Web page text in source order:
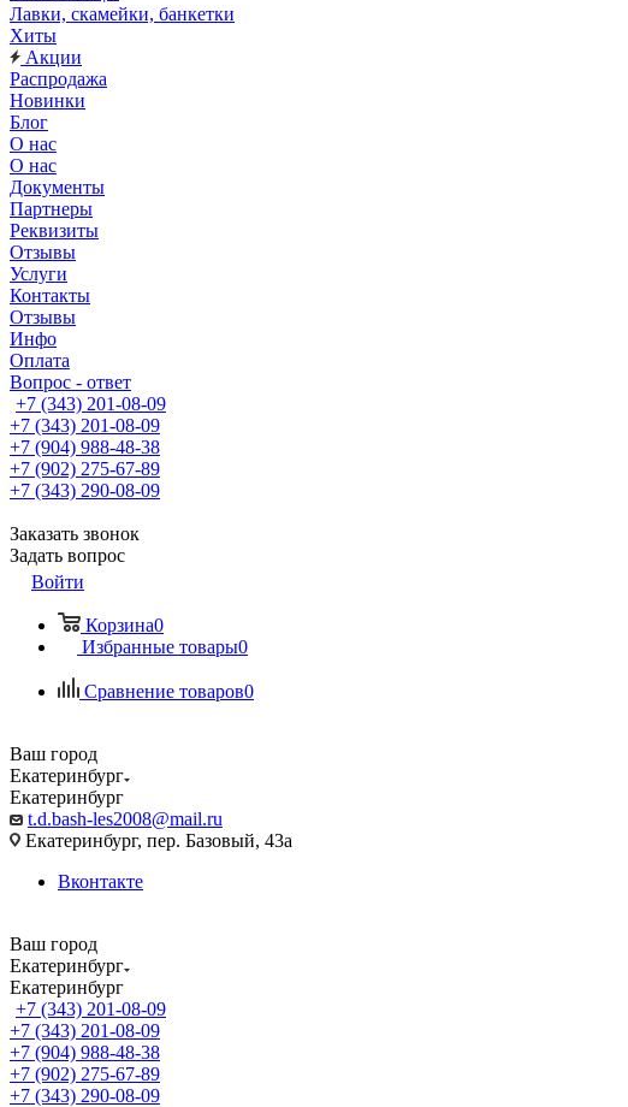
Лавки, скамейки, банкетки
Хиты
Акции
Распродажа
Новинки
Блог
О нас
О нас
Документы
Партнеры
Реквизиты
Отзывы
Услуги
Контакты
Отзывы
Инфо
Оплата
Вопрос - ответ
+7 (343) 201-08-09
+7 (343) 201-08-09
+7 (904) 988-48-38
+7 (902) 275-67-89
+7 (343) 290-08-09
Заказать звонок
Задать вопрос
Войти
Корзина0
Избранные товары0
Сравнение товаров0
Ваш город
Екатеринбург
Екатеринбург
t.d.bash-les2008@mail.ru
Екатеринбург, пер. Базовый, 43а
Вконтакте
Ваш город
Екатеринбург
Екатеринбург
+7 (343) 201-08-09
+7 (343) 201-08-09
+7 (904) 988-48-38
+7 (902) 275-67-89
+7 (343) 290-08-09